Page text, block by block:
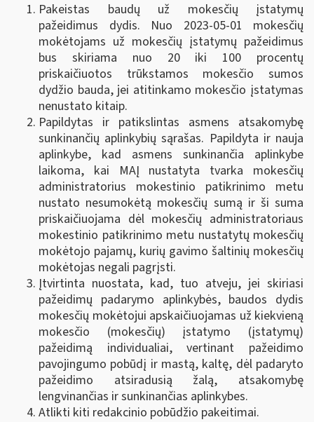
Pakeistas baudų už mokesčių įstatymų
pažeidimus dydis. Nuo 2023-05-01 mokesčių
mokėtojams už mokesčių įstatymų pažeidimus
bus skiriama nuo 20 iki 100 procentų
priskaičiuotos trūkstamos mokesčio sumos
dydžio bauda, jei atitinkamo mokesčio įstatymas
nenustato kitaip.
Papildytas ir patikslintas asmens atsakomybę
sunkinančių aplinkybių sąrašas. Papildyta ir nauja
aplinkybe, kad asmens sunkinančia aplinkybe
laikoma, kai MAĮ nustatyta tvarka mokesčių
administratorius mokestinio patikrinimo metu
nustato nesumokėtą mokesčių sumą ir ši suma
priskaičiuojama dėl mokesčių administratoriaus
mokestinio patikrinimo metu nustatytų mokesčių
mokėtojo pajamų, kurių gavimo šaltinių mokesčių
mokėtojas negali pagrįsti.
Įtvirtinta nuostata, kad, tuo atveju, jei skiriasi
pažeidimų padarymo aplinkybės, baudos dydis
mokesčių mokėtojui apskaičiuojamas už kiekvieną
mokesčio (mokesčių) įstatymo (įstatymų)
pažeidimą individualiai, vertinant pažeidimo
pavojingumo pobūdį ir mastą, kaltę, dėl padaryto
pažeidimo atsiradusią žalą, atsakomybę
lengvinančias ir sunkinančias aplinkybes.
Atlikti kiti redakcinio pobūdžio pakeitimai.